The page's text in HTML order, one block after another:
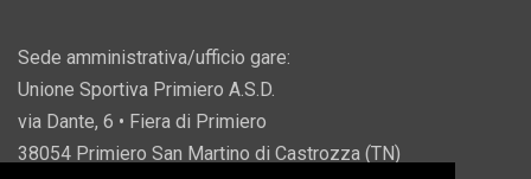
Sede amministrativa/ufficio gare:
Unione Sportiva Primiero A.S.D.
via Dante, 6 • Fiera di Primiero
38054 Primiero San Martino di Castrozza (TN)